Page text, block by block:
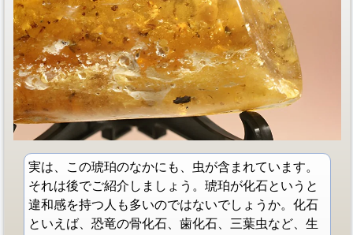
実は、この琥珀のなかにも、虫が含まれています。
それは後でご紹介しましょう。琥珀が化石というと
違和感を持つ人も多いのではないでしょうか。化石
といえば、恐竜の骨化石、歯化石、三葉虫など、生